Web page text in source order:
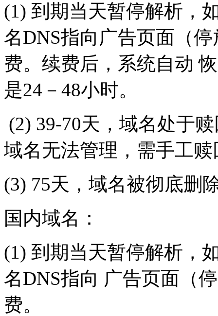
(1) 到期当天暂停解析，
名DNS指向广告页面（
费。续费后，系统自动
是24－48小时。
(2) 39-70天，域名处于
域名无法管理，需手工赎
(3) 75天，域名被彻底删
国内域名：
(1) 到期当天暂停解析，
名DNS指向 广告页面（
费。